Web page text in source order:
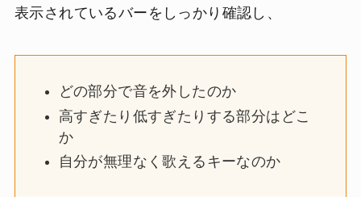
表示されているバーをしっかり確認し、
どの部分で音を外したのか
高すぎたり低すぎたりする部分はどこ
か
自分が無理なく歌えるキーなのか